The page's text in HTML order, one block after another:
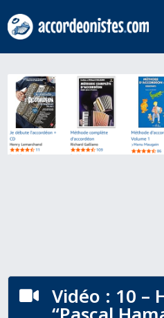
 Vidéo : 10 –